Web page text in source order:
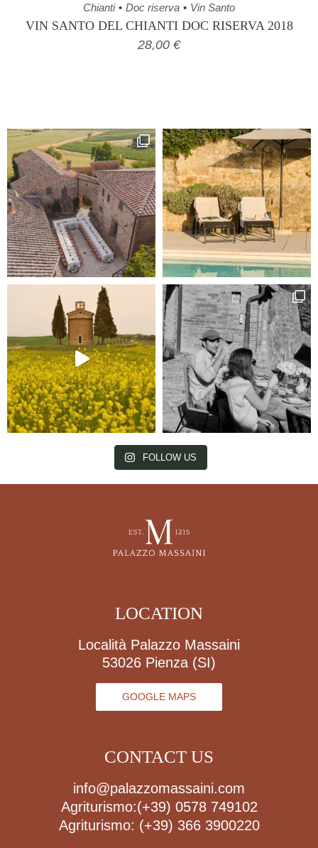
Chianti Doc riserva Vin Santo
VIN SANTO DEL CHIANTI DOC RISERVA 2018
28,00 €
FOLLOW US
LOCATION
Località Palazzo Massaini
53026 Pienza (SI)
GOOGLE MAPS
CONTACT US
info@palazzomassaini.com
Agriturismo:(+39) 0578 749102
Agriturismo: (+39) 366 3900220